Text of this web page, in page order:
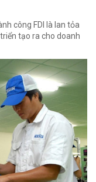
công FDI là lan tỏa
tạo ra cho doanh